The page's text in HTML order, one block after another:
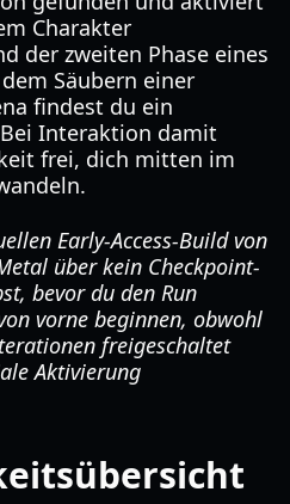
Charakter
der zweiten Phase eines
Säubern einer
findest du ein
Interaktion damit
frei, dich mitten im
Early-Access-Build von
über kein Checkpoint-
bevor du den Run
vorne beginnen, obwohl
freigeschaltet
Aktivierung